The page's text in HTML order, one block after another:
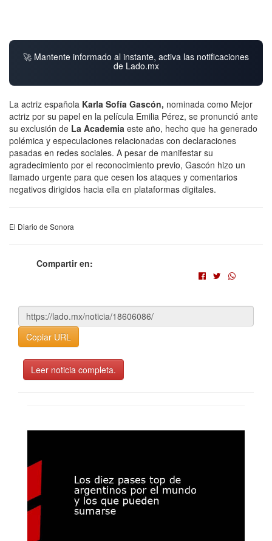
🚀 Mantente informado al instante, activa las notificaciones
de Lado.mx
La actriz española Karla Sofía Gascón, nominada como Mejor
actriz por su papel en la película Emilia Pérez, se pronunció ante
su exclusión de La Academia este año, hecho que ha generado
polémica y especulaciones relacionadas con declaraciones
pasadas en redes sociales. A pesar de manifestar su
agradecimiento por el reconocimiento previo, Gascón hizo un
llamado urgente para que cesen los ataques y comentarios
negativos dirigidos hacia ella en plataformas digitales.
El Diario de Sonora
Compartir en:
Copiar URL
Leer noticia completa.